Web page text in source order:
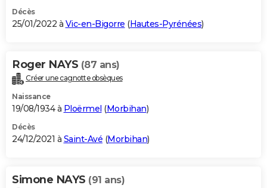
Décès
25/01/2022 à Vic-en-Bigorre (Hautes-Pyrénées)
Roger NAYS (87 ans)
Créer une cagnotte obsèques
Naissance
19/08/1934 à Ploërmel (Morbihan)
Décès
24/12/2021 à Saint-Avé (Morbihan)
Simone NAYS (91 ans)